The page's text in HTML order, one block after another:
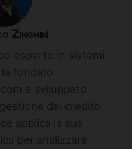
Zinghinì
esperto in sistemi
fondato
e sviluppato
del credito.
applica la sua
per analizzare